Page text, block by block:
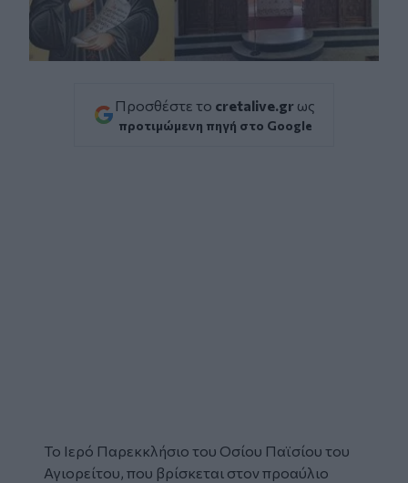
Προσθέστε το cretalive.gr ως
προτιμώμενη πηγή στο Google
Το Ιερό Παρεκκλήσιο του Οσίου Παϊσίου του
Αγιορείτου, που βρίσκεται στον προαύλιο